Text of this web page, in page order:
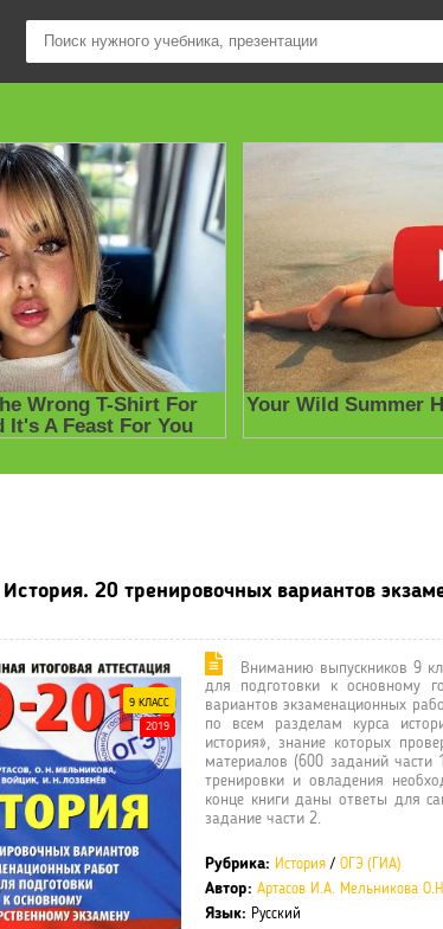
/ Презентации по предметам
20 тренировочных вариантов
9 КЛАСС
2019
Вниманию выпускников 9
для подготовки к основному
вариантов экзаменационных
по всем разделам курса
история», знание которых
материалов (600 заданий части
тренировки и овладения
конце книги даны ответы для
задание части 2.
Рубрика: История / ОГЭ (ГИА)
Автор: Артасов И.А. Мельникова
Язык: Русский